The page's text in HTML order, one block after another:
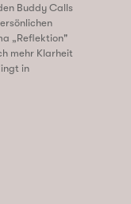
Buddy Calls
„Reflektion"
mehr Klarheit
in